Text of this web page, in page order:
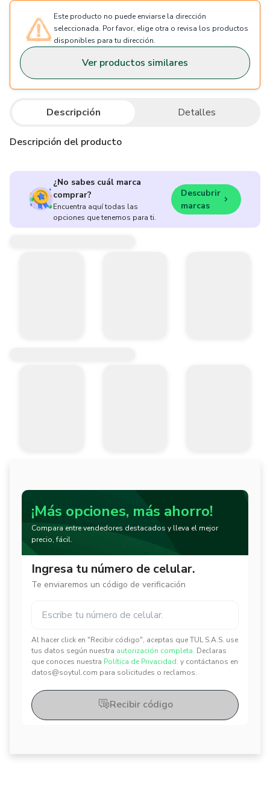
Este producto no puede enviarse la dirección
seleccionada. Por favor, elige otra o revisa los productos
disponibles para tu dirección.
Ver productos similares
Descripción Detalles
Descripción del producto
¿No sabes cuál marca
comprar?
Encuentra aquí todas las
opciones que tenemos para ti.
Descubrir
marcas
¡Más opciones, más ahorro!
Compara entre vendedores destacados y lleva el mejor
precio, fácil.
Ingresa tu número de celular.
Te enviaremos un código de verificación
Al hacer click en "Recibir código", aceptas que TUL S.A.S. use
tus datos según nuestra autorización completa. Declaras
que conoces nuestra Política de Privacidad. y contáctanos en
datos@soytul.com para solicitudes o reclamos.
✕
✕
Recibir código